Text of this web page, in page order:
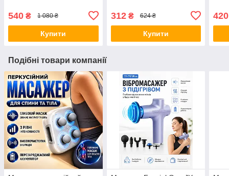
оверсайз домашній халат-
плед для дому
540 ₴ 1 080 ₴
Купити
сталі компактна
термочашка Opt
312₴ 624 ₴
Купити
420
Подібні товари компанії